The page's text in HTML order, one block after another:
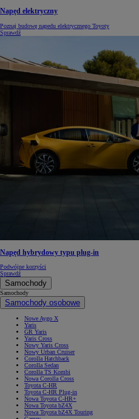
Napęd elektryczny
Poznaj budowę napedu elektrycznego Toyoty
Sprawdź
Napęd hybrydowy typu plug-in
Podwójne korzyści
Sprawdź
Samochody
Samochody
Samochody osobowe
Nowe Aygo X
Yaris
GR Yaris
Yaris Cross
Nowy Yaris Cross
Nowy Urban Cruiser
Corolla Hatchback
Corolla Sedan
Corolla TS Kombi
Nowa Corolla Cross
Toyota C-HR
Toyota C-HR Plug-in
Nowa Toyota C-HR+
Nowa Toyota bZ4X
Nowa Toyota bZ4X Touring